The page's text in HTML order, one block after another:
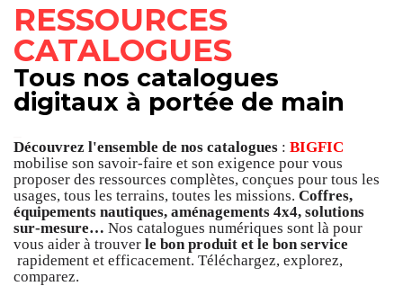
RESSOURCES
CATALOGUES
Tous nos catalogues
digitaux à portée de main
Découvrez l'ensemble de nos catalogues : BIGFIC
mobilise son savoir-faire et son exigence pour vous
proposer des ressources complètes, conçues pour tous les
usages, tous les terrains, toutes les missions. Coffres,
équipements nautiques, aménagements 4x4, solutions
sur-mesure… Nos catalogues numériques sont là pour
vous aider à trouver le bon produit et le bon service
rapidement et efficacement. Téléchargez, explorez,
comparez.